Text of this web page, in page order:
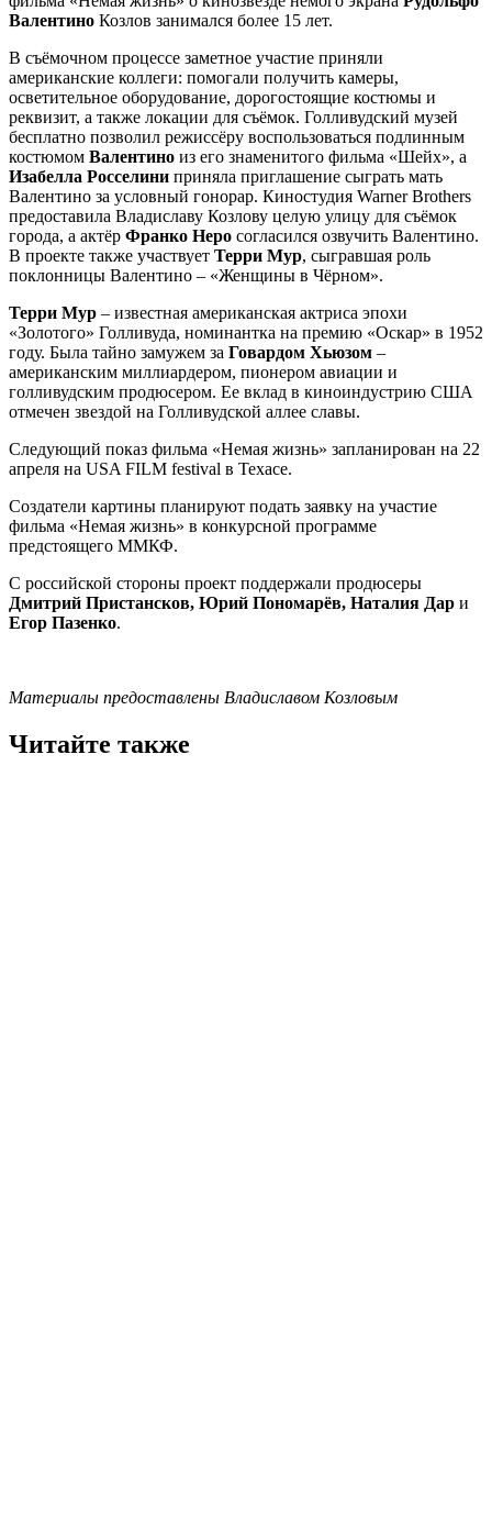
Валентино Козлов занимался более 15 лет.
В съёмочном процессе заметное участие приняли
американские коллеги: помогали получить камеры,
осветительное оборудование, дорогостоящие костюмы и
реквизит, а также локации для съёмок. Голливудский музей
бесплатно позволил режиссёру воспользоваться подлинным
костюмом Валентино из его знаменитого фильма «Шейх», а
Изабелла Росселини приняла приглашение сыграть мать
Валентино за условный гонорар. Киностудия Warner Brothers
предоставила Владиславу Козлову целую улицу для съёмок
города, а актёр Франко Неро согласился озвучить Валентино.
В проекте также участвует Терри Мур, сыгравшая роль
поклонницы Валентино – «Женщины в Чёрном».
Терри Мур – известная американская актриса эпохи
«Золотого» Голливуда, номинантка на премию «Оскар» в 1952
году. Была тайно замужем за Говардом Хьюзом –
американским миллиардером, пионером авиации и
голливудским продюсером. Ее вклад в киноиндустрию США
отмечен звездой на Голливудской аллее славы.
Cледующий показ фильма «Немая жизнь» запланирован на 22
апреля на USA FILM festival в Техасе.
Создатели картины планируют подать заявку на участие
фильма «Немая жизнь» в конкурсной программе
предстоящего ММКФ.
С российской стороны проект поддержали продюсеры
Дмитрий Пристансков, Юрий Пономарёв, Наталия Дар и
Егор Пазенко.
Материалы предоставлены Владиславом Козловым
Читайте также